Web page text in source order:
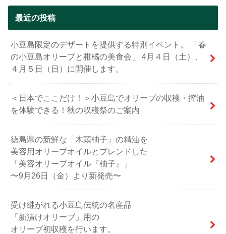
最近の投稿
小豆島限定のデザートを提供する特別イベント。 「春
の小豆島オリーブと柑橘の美食会」 4月４日（土）、
４月５日（日）に開催します。
＜日本でここだけ！＞小豆島でオリーブの収穫・搾油
を体験できる！秋の収穫祭のご案内
徳島県の新鮮な「木頭柚子」の精油を
美容用オリーブオイルとブレンドした
「美容オリーブオイル『柚子』」
〜9月26日（金）より新発売〜
受け継がれる小豆島伝統の名産品
「新漬けオリーブ」用の
オリーブ初収穫を行います。